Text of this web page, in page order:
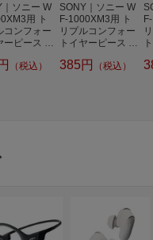
｜ソニー W
用 ト
コンフォー
ーピース M
M K
（税込）
SONY｜ソニー W
F-1000XM3用 ト
リプルコンフォー
トイヤーピース S
バー ZZ-WFXM3T
385円 （税込）